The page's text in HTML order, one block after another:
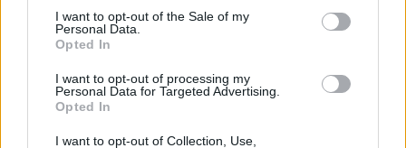
consent section.
I want to opt-out of the Sale of my
Personal Data.
Opted In
I want to opt-out of processing my
Personal Data for Targeted Advertising.
Opted In
I want to opt-out of Collection, Use,
megjelenítőjeként tekintenek rá. A kávé, mint alapíz
régóta meghatározó eleme a hétköznapoknak, az
koktélkultúra kreativitásával.
Magyarországon is egyre nagyobb az érdeklődés.